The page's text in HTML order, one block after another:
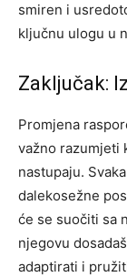
smiren i
ključnu ulogu u
Zaključak:
Promjena
važno razumjeti
nastupaju.
dalekosežne
će se suočiti sa
njegovu
adaptirati i